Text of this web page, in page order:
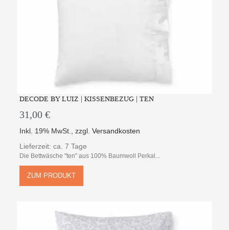
DECODE BY LUIZ | KISSENBEZUG | TEN
31,00 €
Inkl. 19% MwSt. ,zzgl.Versandkosten
Lieferzeit: ca. 7 Tage
Die Bettwäsche "ten" aus 100% Baumwoll Perkal...
ZUM PRODUKT